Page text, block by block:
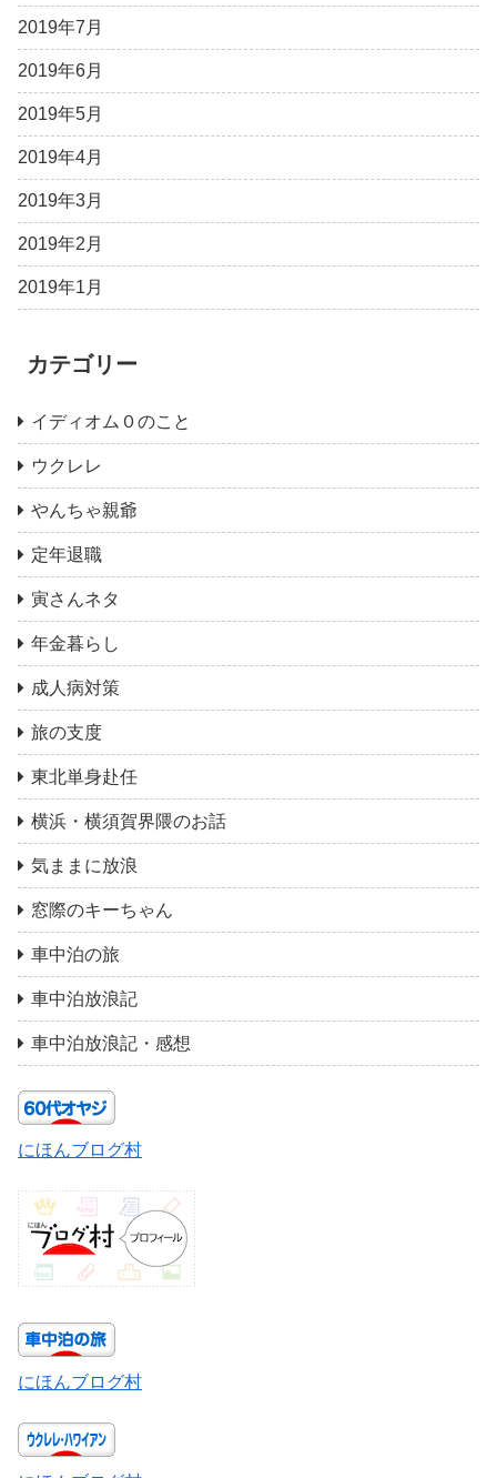
2019年7月
2019年6月
2019年5月
2019年4月
2019年3月
2019年2月
2019年1月
カテゴリー
イディオム０のこと
ウクレレ
やんちゃ親爺
定年退職
寅さんネタ
年金暮らし
成人病対策
旅の支度
東北単身赴任
横浜・横須賀界隈のお話
気ままに放浪
窓際のキーちゃん
車中泊の旅
車中泊放浪記
車中泊放浪記・感想
にほんブログ村
にほんブログ村